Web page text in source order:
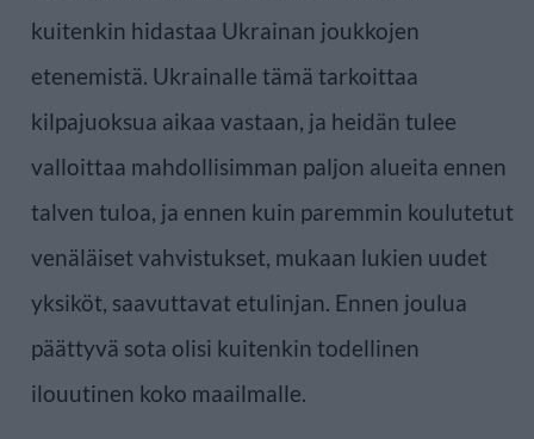
kuitenkin hidastaa Ukrainan joukkojen
etenemistä. Ukrainalle tämä tarkoittaa
kilpajuoksua aikaa vastaan, ja heidän tulee ​​
valloittaa mahdollisimman paljon alueita ennen
talven tuloa, ja ennen kuin paremmin koulutetut
venäläiset vahvistukset, mukaan lukien uudet
yksiköt, saavuttavat etulinjan. Ennen joulua
päättyvä sota olisi kuitenkin todellinen
ilouutinen koko maailmalle.